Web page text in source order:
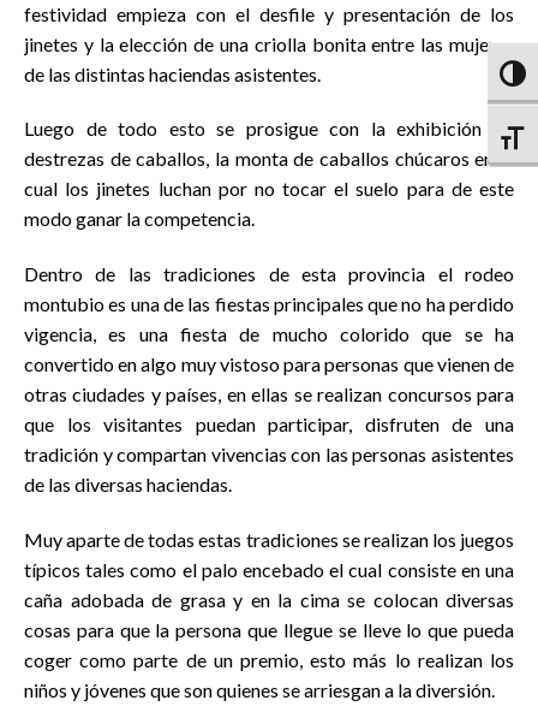
festividad empieza con el desfile y presentación de los
jinetes y la elección de una criolla bonita entre las mujeres
de las distintas haciendas asistentes.
Luego de todo esto se prosigue con la exhibición de
destrezas de caballos, la monta de caballos chúcaros en el
cual los jinetes luchan por no tocar el suelo para de este
modo ganar la competencia.
Dentro de las tradiciones de esta provincia el rodeo
montubio es una de las fiestas principales que no ha perdido
vigencia, es una fiesta de mucho colorido que se ha
convertido en algo muy vistoso para personas que vienen de
otras ciudades y países, en ellas se realizan concursos para
que los visitantes puedan participar, disfruten de una
tradición y compartan vivencias con las personas asistentes
de las diversas haciendas.
Muy aparte de todas estas tradiciones se realizan los juegos
típicos tales como el palo encebado el cual consiste en una
caña adobada de grasa y en la cima se colocan diversas
cosas para que la persona que llegue se lleve lo que pueda
coger como parte de un premio, esto más lo realizan los
niños y jóvenes que son quienes se arriesgan a la diversión.